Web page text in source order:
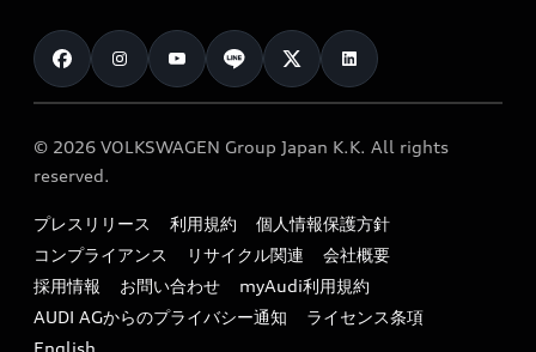
カタログ一覧
車検 / 定期点検
e-tronアフターサポート
myAudi
クオリティ
保証
メンテナンス
ファイナンス
キャンペーン / イベント
買取査定
お知らせ
オーナー様向けキャンペーン
特定整備適用車一覧
リサイクル法
よくある質問（FAQ）
© 2026 VOLKSWAGEN Group Japan K.K. All rights
reserved.
プレスリリース 利用規約
個人情報保護方針
コンプライアンス
リサイクル関連
会社概要
採用情報
お問い合わせ
myAudi利用規約
AUDI AGからのプライバシー通知
ライセンス条項
English